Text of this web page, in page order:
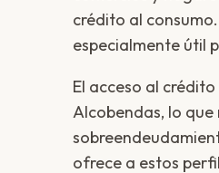
crédito al
especialmente útil
El acceso al
Alcobendas, lo
ofrece a estos